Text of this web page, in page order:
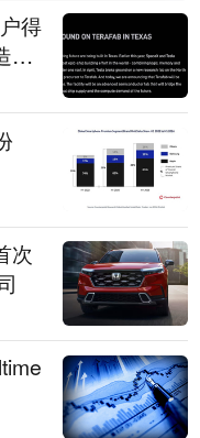
得
带
次